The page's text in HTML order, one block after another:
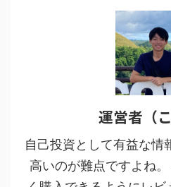
運営者（こ
自己投資として有益な情
高いのが難点ですよね